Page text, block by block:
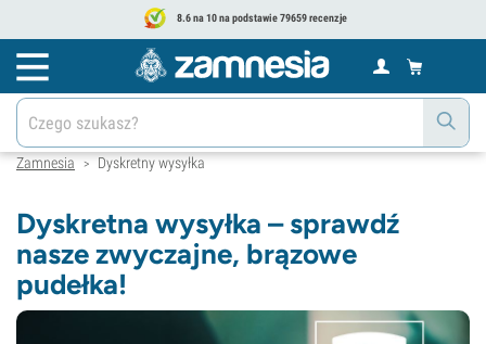
8.6 na 10 na podstawie 79659 recenzje
Zamnesia > Dyskretny wysyłka
Dyskretna wysyłka – sprawdź
nasze zwyczajne, brązowe
pudełka!